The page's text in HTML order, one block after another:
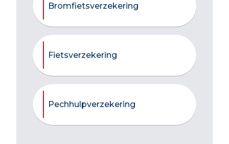
Bromfietsverzekering
Fietsverzekering
Pechhulpverzekering